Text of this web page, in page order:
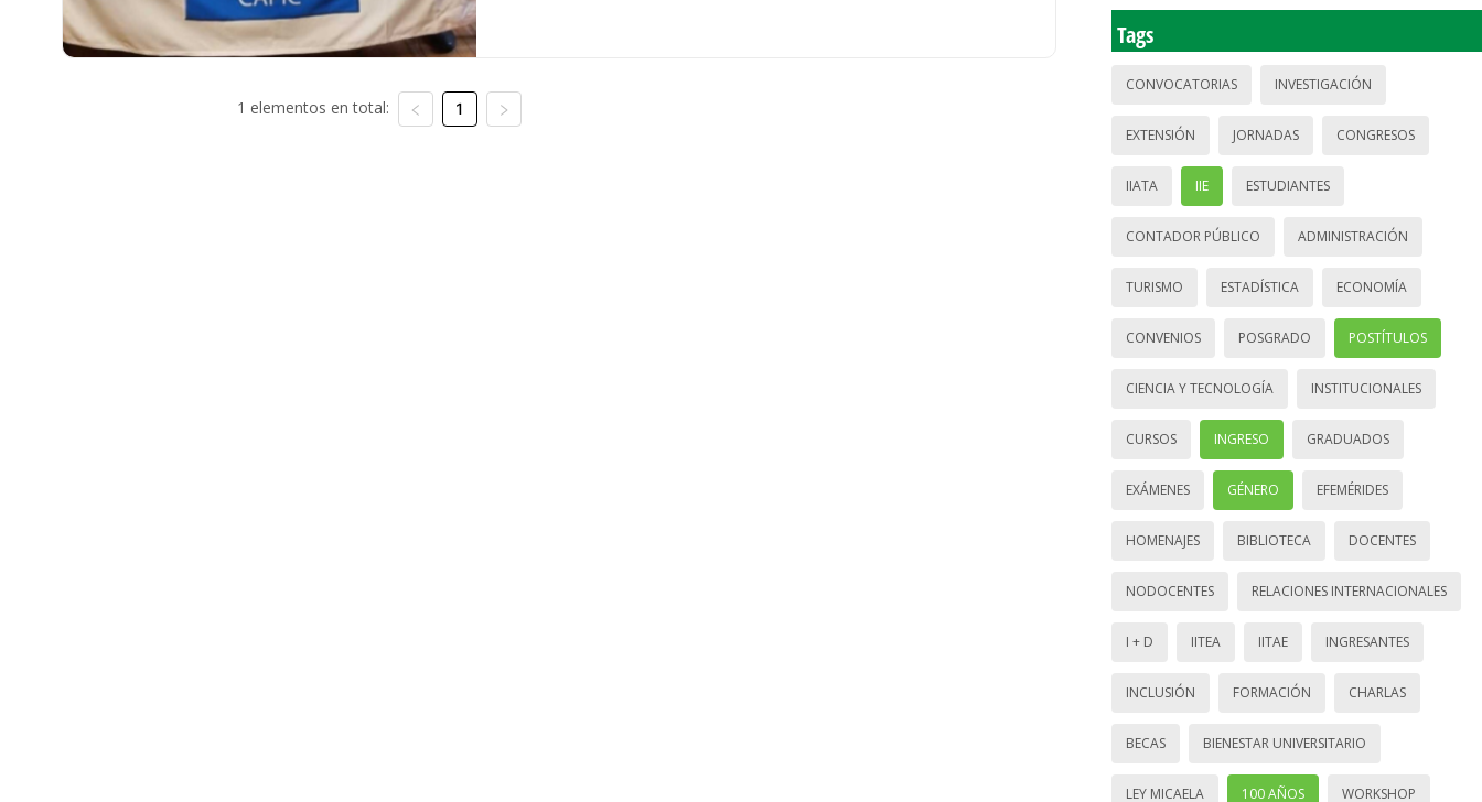
1 elementos en total: 1
Tags
CONVOCATORIAS INVESTIGACIÓN
EXTENSIÓN JORNADAS CONGRESOS
IIATA IIE ESTUDIANTES
CONTADOR PÚBLICO ADMINISTRACIÓN
TURISMO ESTADÍSTICA ECONOMÍA
CONVENIOS POSGRADO POSTÍTULOS
CIENCIA Y TECNOLOGÍA INSTITUCIONALES
CURSOS INGRESO GRADUADOS
EXÁMENES GÉNERO EFEMÉRIDES
HOMENAJES BIBLIOTECA DOCENTES
NODOCENTES RELACIONES INTERNACIONALES
I + D IITEA IITAE INGRESANTES
INCLUSIÓN FORMACIÓN CHARLAS
BECAS BIENESTAR UNIVERSITARIO
LEY MICAELA 100 AÑOS WORKSHOP